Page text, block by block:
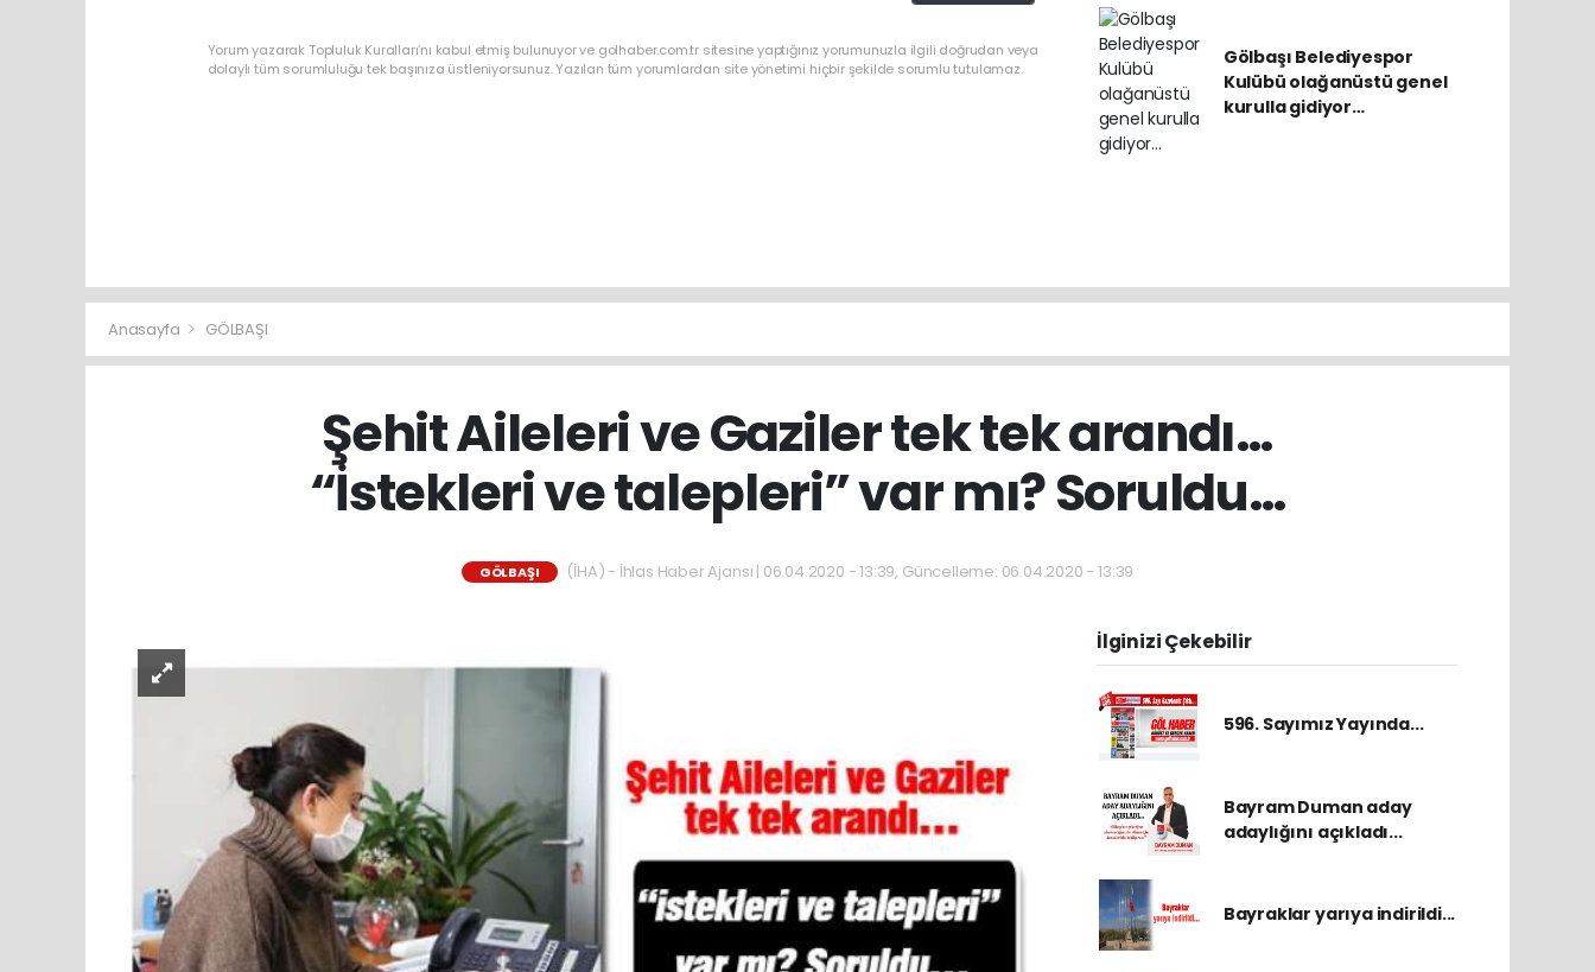
Yorum yazarak Topluluk Kuralları’nı kabul etmiş bulunuyor ve golhaber.com.tr sitesine yaptığınız yorumunuzla ilgili doğrudan veya
dolaylı tüm sorumluluğu tek başınıza üstleniyorsunuz. Yazılan tüm yorumlardan site yönetimi hiçbir şekilde sorumlu tutulamaz.
Gölbaşı Belediyespor
Kulübü olağanüstü genel
kurulla gidiyor…
Anasayfa GÖLBAŞI
Şehit Aileleri ve Gaziler tek tek arandı…
“İstekleri ve talepleri” var mı? Soruldu…
GÖLBAŞI (İHA) - İhlas Haber Ajansı | 06.04.2020 - 13:39, Güncelleme: 06.04.2020 - 13:39
İlginizi Çekebilir
596. Sayımız Yayında...
Bayram Duman aday
adaylığını açıkladı...
Bayraklar yarıya indirildi...